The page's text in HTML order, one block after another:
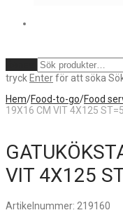
tryck Enterför att söka
Hem/Food-to-go/Food
19X16 CM VIT 4X125
VIT 4X125
Artikelnummer: 219160